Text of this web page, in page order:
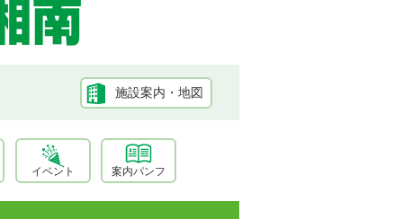
施設案内・地図
イベント 案内パンフ